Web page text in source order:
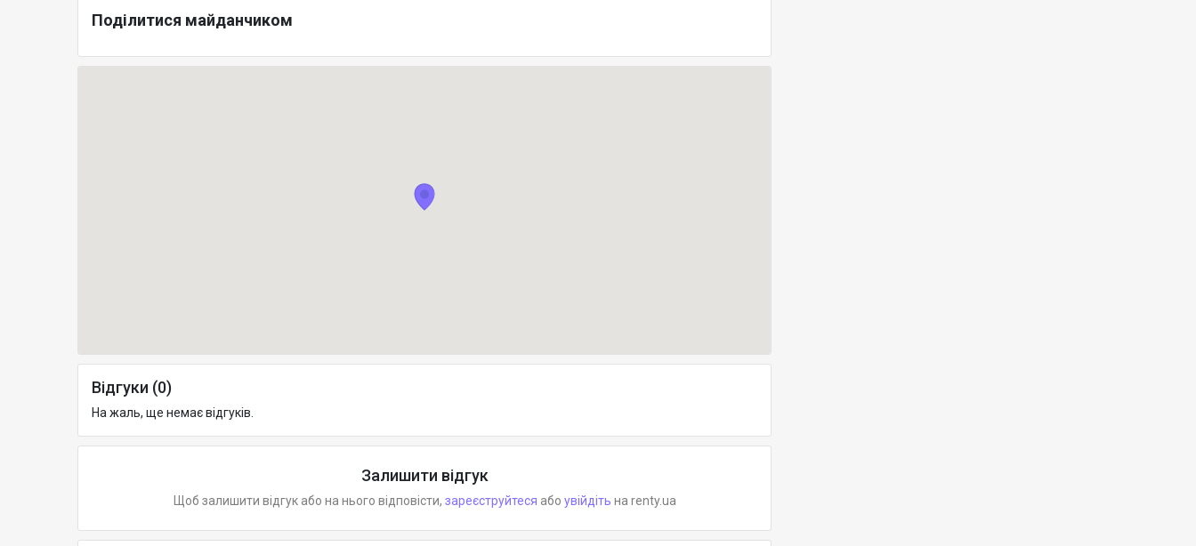
Поділитися майданчиком
Відгуки (0)
На жаль, ще немає відгуків.
Залишити відгук
Щоб залишити відгук або на нього відповісти, зареєструйтеся або увійдіть на renty.ua